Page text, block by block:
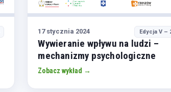
17 stycznia 2024 Edycja V –
Wywieranie wpływu na ludzi –
mechanizmy psychologiczne
Zobacz wykład →